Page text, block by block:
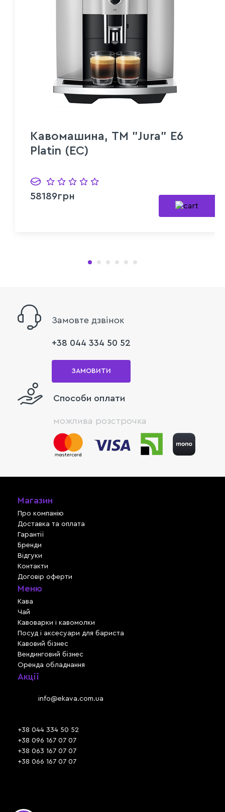
Кавомашина, TM "Jura" E6
Platin (EC)
58189грн
Замовте дзвінок
+38 044 334 50 52
ЗАМОВИТИ
Способи оплати
можлива розстрочка
Магазин
Про компанію
Доставка та оплата
Гарантії
Бренди
Відгуки
Контакти
Договір оферти
Меню
Кава
Чай
Кавоварки і кавомолки
Посуд і аксесуари для бариста
Кавовий бізнес
Вендинговий бізнес
Оренда обладнання
Акції
info@ekava.com.ua
+38 044 334 50 52
+38 096 167 07 07
+38 063 167 07 07
+38 066 167 07 07